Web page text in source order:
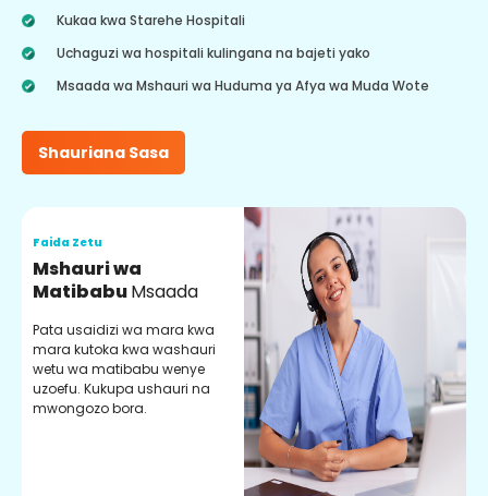
Kukaa kwa Starehe Hospitali
Uchaguzi wa hospitali kulingana na bajeti yako
Msaada wa Mshauri wa Huduma ya Afya wa Muda Wote
Shauriana Sasa
Faida Zetu
Mshauri wa
MatibabuMsaada
Pata usaidizi wa mara kwa
mara kutoka kwa washauri
wetu wa matibabu wenye
uzoefu. Kukupa ushauri na
mwongozo bora.